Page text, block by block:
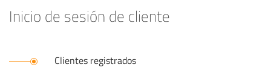
Inicio de sesión de cliente
Clientes registrados